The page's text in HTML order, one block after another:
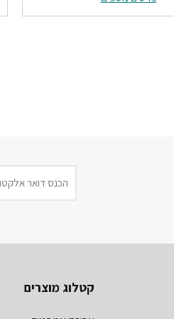
₪1850.
₪1285.
קטלוג מוצרים